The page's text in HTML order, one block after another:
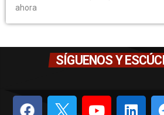
ahora
SÍGUENOS Y